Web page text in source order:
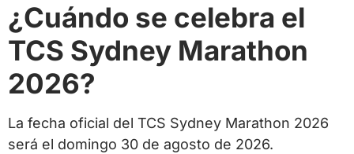
¿Cuándo se celebra el
TCS Sydney Marathon
2026?
La fecha oficial del TCS Sydney Marathon 2026
será el domingo 30 de agosto de 2026.